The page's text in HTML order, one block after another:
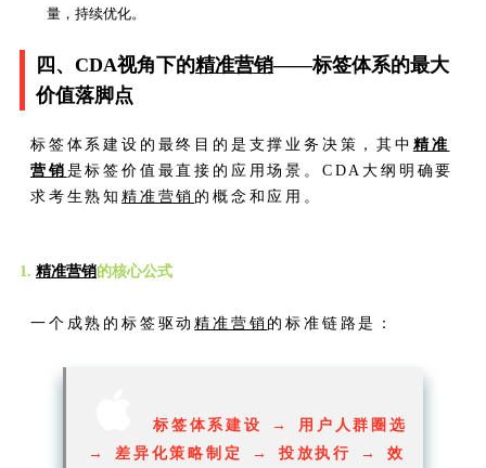
量，持续优化。
四、CDA视角下的精准营销——标签体系的最大
价值落脚点
标签体系建设的最终目的是支撑业务决策，其中 精准
营销 是标签价值最直接的应用场景。CDA大纲明确要
求考生熟知 精准营销 的概念和应用。
1. 精准营销的核心公式
一个成熟的标签驱动精准营销 的标准链路是：
标签体系建设 → 用户人群圈选
→ 差异化策略制定 → 投放执行 → 效